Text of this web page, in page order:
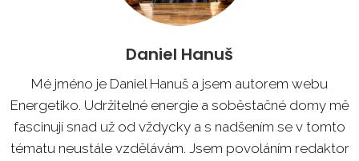
Daniel Hanuš
Mé jméno je Daniel Hanuš a jsem autorem webu
Energetiko. Udržitelné energie a soběstačné domy mě
fascinují snad už od vždycky a s nadšením se v tomto
tématu neustále vzdělávám. Jsem povoláním redaktor